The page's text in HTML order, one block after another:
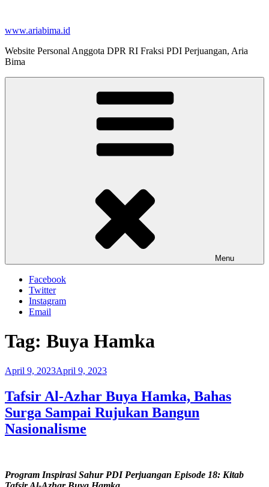
content
www.ariabima.id
Website Personal Anggota DPR RI Fraksi PDI Perjuangan, Aria
Bima
Menu
Facebook
Twitter
Instagram
Email
Tag: Buya Hamka
Posted
April 9, 2023April 9, 2023
Tafsir Al-Azhar Buya Hamka, Bahas
Surga Sampai Rujukan Bangun
Nasionalisme
Program Inspirasi Sahur PDI Perjuangan Episode 18: Kitab